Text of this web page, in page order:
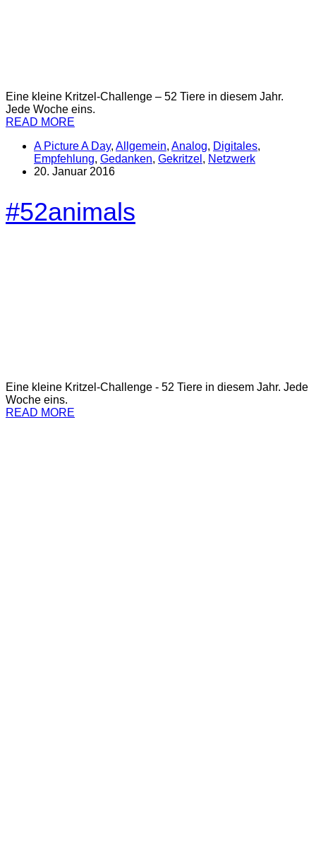
Eine kleine Kritzel-Challenge – 52 Tiere in diesem Jahr.
Jede Woche eins.
READ MORE
A Picture A Day, Allgemein, Analog, Digitales,
Empfehlung, Gedanken, Gekritzel , Netzwerk
20. Januar 2016
#52animals
Eine kleine Kritzel-Challenge - 52 Tiere in diesem Jahr. Jede
Woche eins.
READ MORE